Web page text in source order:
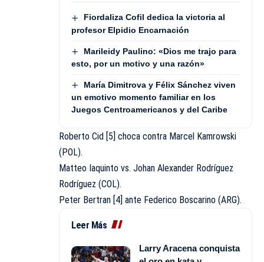
Fiordaliza Cofil dedica la victoria al
profesor Elpidio Encarnación
Marileidy Paulino: «Dios me trajo para
esto, por un motivo y una razón»
María Dimitrova y Félix Sánchez viven
un emotivo momento familiar en los
Juegos Centroamericanos y del Caribe
Roberto Cid [5] choca contra Marcel Kamrowski
(POL).
Matteo Iaquinto vs. Johan Alexander Rodríguez
Rodríguez (COL).
Peter Bertran [4] ante Federico Boscarino (ARG).
Leer Más
Larry Aracena conquista